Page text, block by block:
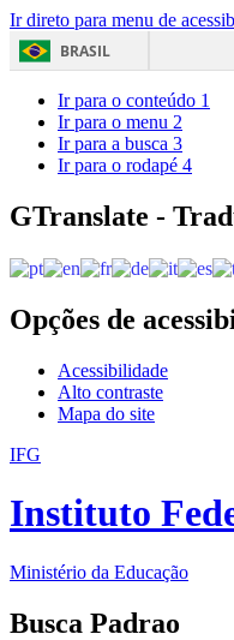
Ir direto para menu de
BRASIL
Ir para o conteúdo 1
Ir para o menu 2
Ir para a busca 3
Ir para o rodapé 4
GTranslate -
Opções de
Acessibilidade
Alto contraste
Mapa do site
IFG
Instituto
Ministério da Educação
Busca Padrao